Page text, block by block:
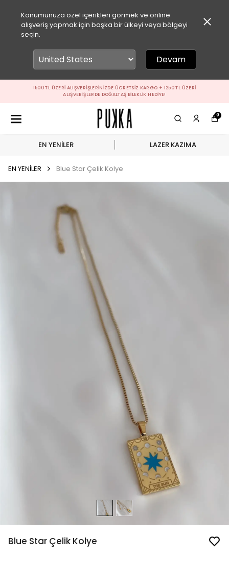
Konumunuza özel içerikleri görmek ve online
alışveriş yapmak için başka bir ülkeyi veya bölgeyi
seçin.
Devam
1500 TL ÜZERI ALIŞVERIŞLERINIZDE ÜCRETSIZ KARGO + 1250 TL ÜZERI
ALIŞVERIŞLERDE DOĞALTAŞ BILEKLIK HEDIYE!
0
EN YENİLER LAZER KAZIMA
EN YENİLER Blue Star Çelik Kolye
Blue Star Çelik Kolye